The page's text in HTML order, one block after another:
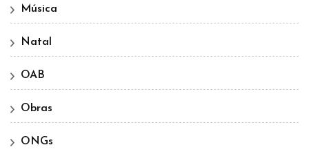
Música
Natal
OAB
Obras
ONGs